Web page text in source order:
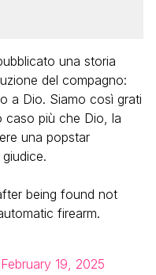
una storia
del compagno:
a Dio. Siamo così grati
caso più che Dio, la
una popstar
being found not
firearm.
February 19, 2025